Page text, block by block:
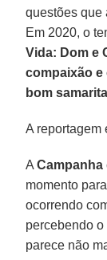
questões que
Em 2020, o
Vida: Dom e
compaixão
bom
A reportagem
ACampanha
momento
ocorrendo
percebendo
parece não